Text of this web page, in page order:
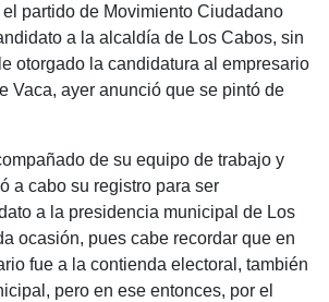
partido de Movimiento Ciudadano
a la alcaldía de Los Cabos, sin
otorgado la candidatura al empresario
Vaca, ayer anunció que se pintó de
de su equipo de trabajo y
a cabo su registro para ser
a la presidencia municipal de Los
ocasión, pues cabe recordar que en
fue a la contienda electoral, también
pero en ese entonces, por el